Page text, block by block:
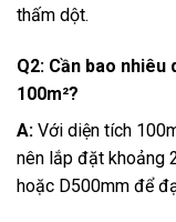
thấm dột.
Q2: Cần bao
100m²?
A: Với diện tích
nên lắp đặt khoảng
hoặc D500mm để